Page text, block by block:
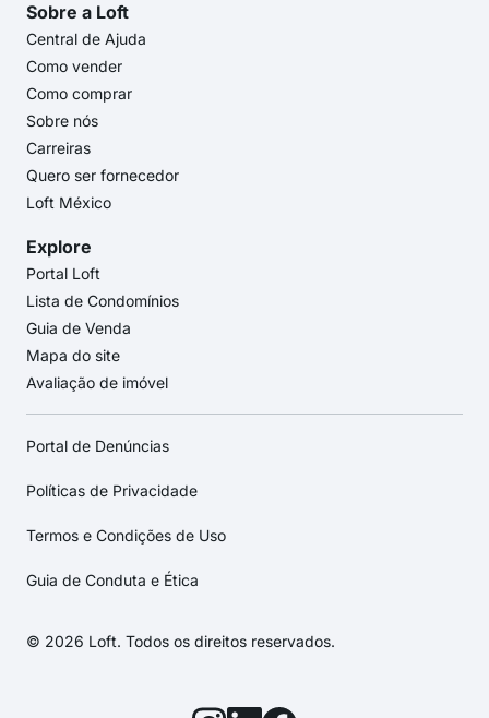
Sobre a Loft
Central de Ajuda
Como vender
Como comprar
Sobre nós
Carreiras
Quero ser fornecedor
Loft México
Explore
Portal Loft
Lista de Condomínios
Guia de Venda
Mapa do site
Avaliação de imóvel
Portal de Denúncias
Políticas de Privacidade
Termos e Condições de Uso
Guia de Conduta e Ética
© 2026 Loft. Todos os direitos reservados.